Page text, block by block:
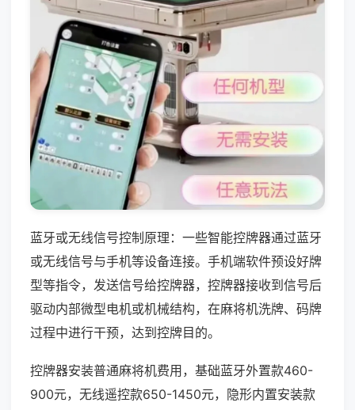
蓝牙或无线信号控制原理：一些智能控牌器通过蓝牙
或无线信号与手机等设备连接。手机端软件预设好牌
型等指令，发送信号给控牌器，控牌器接收到信号后
驱动内部微型电机或机械结构，在麻将机洗牌、码牌
过程中进行干预，达到控牌目的。
控牌器安装普通麻将机费用，基础蓝牙外置款460-
900元，无线遥控款650-1450元，隐形内置安装款